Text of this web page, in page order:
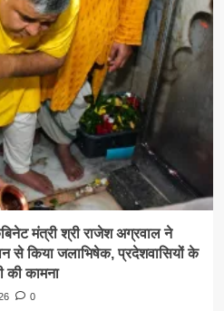
मंत्री श्री राजेश अग्रवाल ने
से किया जलाभिषेक, प्रदेशवासियों के
की कामना
0